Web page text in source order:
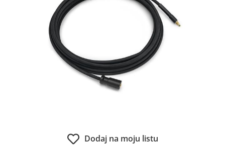
Dodaj na moju listu